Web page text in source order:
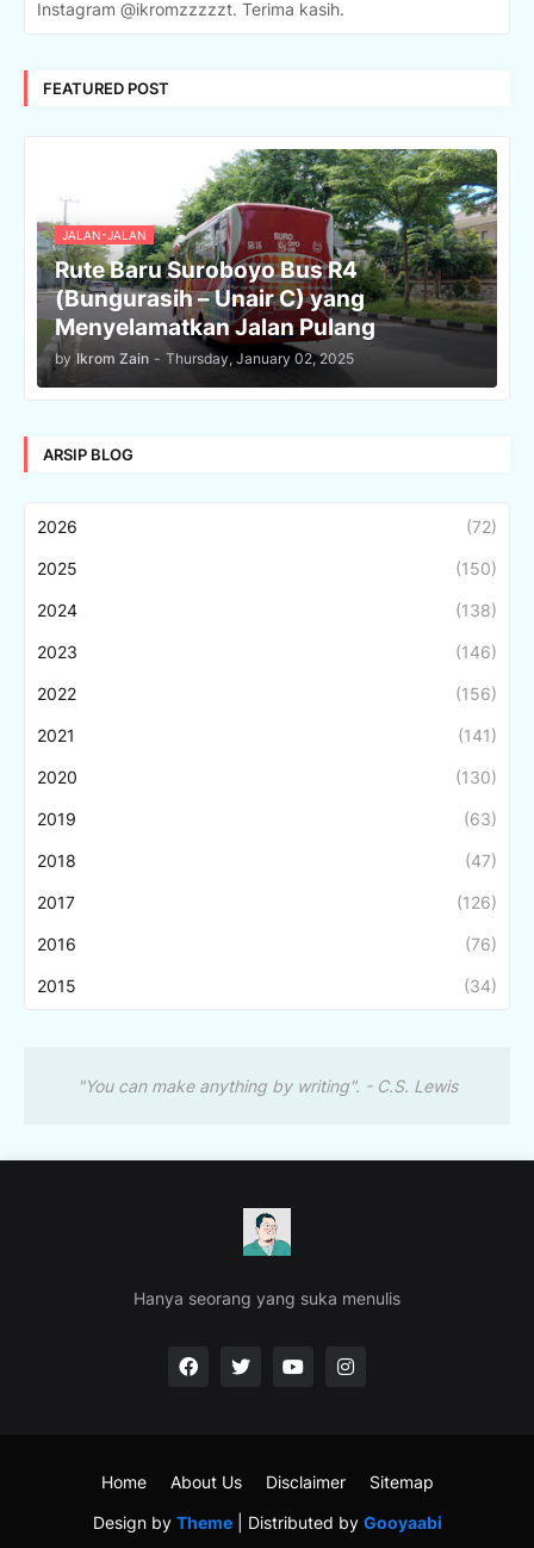
Instagram @ikromzzzzzt. Terima kasih.
FEATURED POST
JALAN-JALAN
Rute Baru Suroboyo Bus R4
(Bungurasih – Unair C) yang
Menyelamatkan Jalan Pulang
by Ikrom Zain - Thursday, January 02, 2025
ARSIP BLOG
2026 (72)
2025 (150)
2024 (138)
2023 (146)
2022 (156)
2021 (141)
2020 (130)
2019 (63)
2018 (47)
2017 (126)
2016 (76)
2015 (34)
"You can make anything by writing". - C.S. Lewis
Hanya seorang yang suka menulis
Design by Theme| Distributed by Gooyaabi
Home About Us Disclaimer Sitemap